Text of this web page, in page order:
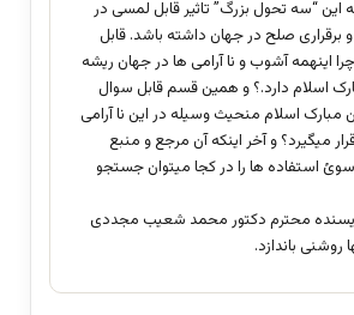
این “سه تحول بزرگ” تاثیر قابل لمسی در
برقراری صلح در جهان داشته باشد. قابل
اینهمه آشوب و نا آرامی ها در جهان ریشه
اسلام دارد.؟ و همین قسم قابل سوال
مبارک اسلام منحیث وسیله در این نا آرامی
میگیرد؟ و آخر اینکه آن مرجع و منبع
سوئ استفاده ها را در کجا میتوان جستجو
محترم دکتور محمد شعیب مجددی
روشنی باندازد.